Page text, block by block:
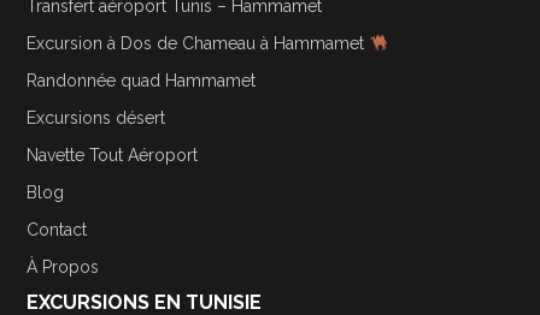
Transfert aéroport Tunis – Hammamet
Excursion à Dos de Chameau à Hammamet
Randonnée quad Hammamet
Excursions désert
Navette Tout Aéroport
Blog
Contact
À Propos
EXCURSIONS EN TUNISIE